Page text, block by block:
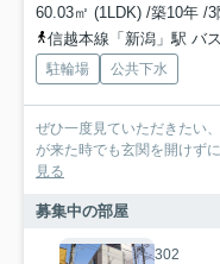
60.03㎡ (1LDK) /築10年 /3
信越本線「新潟」駅 バ
駐輪場 公共下水
ぜひ一度見ていただきたい
が来た時でも玄関を開けず
見る
募集中の部屋
302